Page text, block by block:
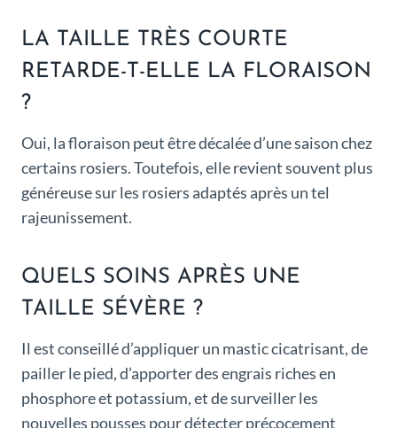
LA TAILLE TRÈS COURTE
RETARDE-T-ELLE LA FLORAISON
?
Oui, la floraison peut être décalée d’une saison chez
certains rosiers. Toutefois, elle revient souvent plus
généreuse sur les rosiers adaptés après un tel
rajeunissement.
QUELS SOINS APRÈS UNE
TAILLE SÉVÈRE ?
Il est conseillé d’appliquer un mastic cicatrisant, de
pailler le pied, d’apporter des engrais riches en
phosphore et potassium, et de surveiller les
nouvelles pousses pour détecter précocement